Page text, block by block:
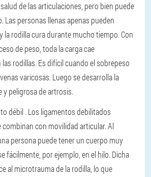
de las articulaciones, pero bien puede
Las personas llenas apenas pueden
la rodilla cura durante mucho tiempo. Con
de peso, toda la carga cae
rodillas. Es difícil cuando el sobrepeso
varicosas. Luego se desarrolla la
y peligrosa de artrosis.
débil . Los ligamentos debilitados
combinan con movilidad articular. Al
persona puede tener un cuerpo muy
fácilmente, por ejemplo, en el hilo. Dicha
al microtrauma de la rodilla, lo que